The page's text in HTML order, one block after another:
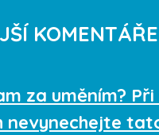
KOMENTÁŘE
za uměním? Při
nevynechejte